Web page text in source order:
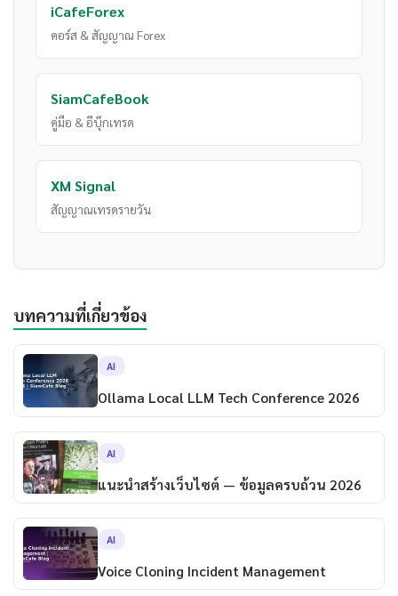
iCafeForex
คอร์ส & สัญญาณ Forex
SiamCafeBook
คู่มือ & อีบุ๊กเทรด
XM Signal
สัญญาณเทรดรายวัน
บทความที่เกี่ยวข้อง
AI
Ollama Local LLM Tech Conference 2026
AI
แนะนำสร้างเว็บไซต์ — ข้อมูลครบถ้วน 2026
AI
Voice Cloning Incident Management